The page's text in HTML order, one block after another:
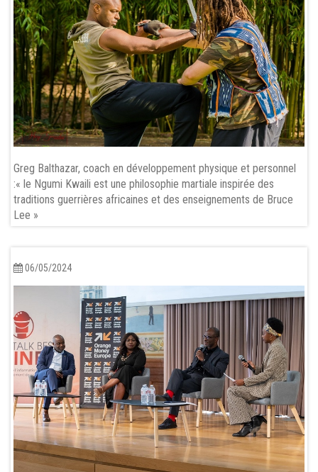
Greg Balthazar, coach en développement physique et personnel
:« le Ngumi Kwaili est une philosophie martiale inspirée des
traditions guerrières africaines et des enseignements de Bruce
Lee »
06/05/2024